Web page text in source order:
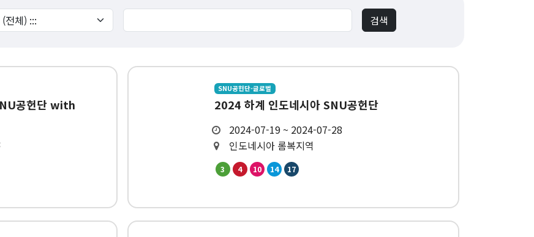
공헌단 with
SNU공헌단-글로벌
2024 하계 인도네시아 SNU공헌단
2024-07-19 ~ 2024-07-28
인도네시아 롬복지역
3 4 10 14 17